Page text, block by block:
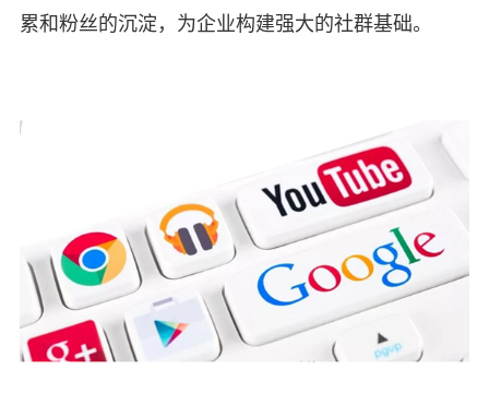
累和粉丝的沉淀，为企业构建强大的社群基础。